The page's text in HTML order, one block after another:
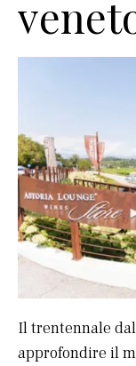
Il trentennale
approfondire il